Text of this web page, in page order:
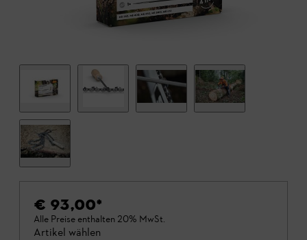
€ 93,00*
Alle Preise enthalten 20% MwSt.
Artikel wählen